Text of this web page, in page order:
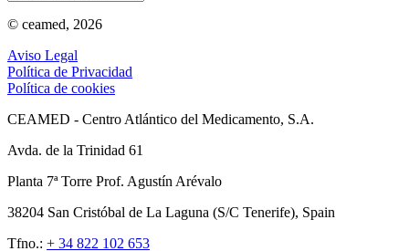
© ceamed, 2026
Aviso Legal
Política de Privacidad
Política de cookies
CEAMED - Centro Atlántico del Medicamento, S.A.
Avda. de la Trinidad 61
Planta 7ª Torre Prof. Agustín Arévalo
38204 San Cristóbal de La Laguna (S/C Tenerife), Spain
Tfno.: + 34 822 102 653